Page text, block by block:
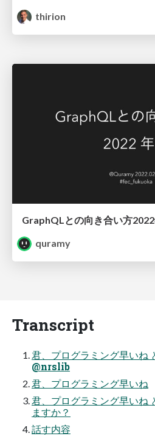
thirion
GraphQLとの向き合い方
quramy
Transcript
君、プログラミング早いね
@nrslib
君、プログラミング早いね
君、プログラミング早いね
ますか？
話す内容